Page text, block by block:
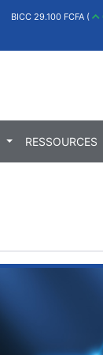
BOAC 11.600 FCFA (
RESSOURCES